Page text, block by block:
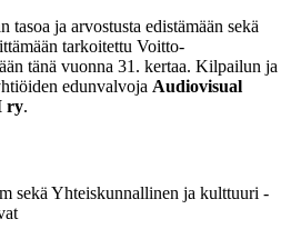
tasoa ja arvostusta edistämään sekä
tarkoitettu Voitto-
tänä vuonna 31. kertaa. Kilpailun ja
edunvalvoja Audiovisual
ry.
sekä Yhteiskunnallinen ja kulttuuri -